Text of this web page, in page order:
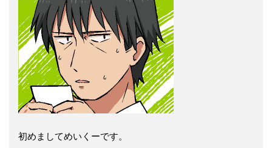
初めましてめいくーです。